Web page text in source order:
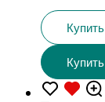
Купить